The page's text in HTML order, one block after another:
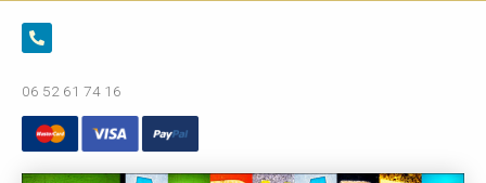
06 52 61 74 16